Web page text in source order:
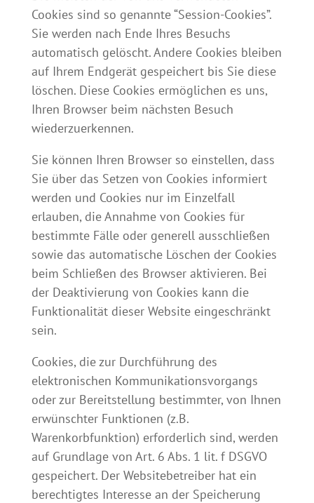
Cookies sind so genannte “Session-Cookies”.
Sie werden nach Ende Ihres Besuchs
automatisch gelöscht. Andere Cookies bleiben
auf Ihrem Endgerät gespeichert bis Sie diese
löschen. Diese Cookies ermöglichen es uns,
Ihren Browser beim nächsten Besuch
wiederzuerkennen.
Sie können Ihren Browser so einstellen, dass
Sie über das Setzen von Cookies informiert
werden und Cookies nur im Einzelfall
erlauben, die Annahme von Cookies für
bestimmte Fälle oder generell ausschließen
sowie das automatische Löschen der Cookies
beim Schließen des Browser aktivieren. Bei
der Deaktivierung von Cookies kann die
Funktionalität dieser Website eingeschränkt
sein.
Cookies, die zur Durchführung des
elektronischen Kommunikationsvorgangs
oder zur Bereitstellung bestimmter, von Ihnen
erwünschter Funktionen (z.B.
Warenkorbfunktion) erforderlich sind, werden
auf Grundlage von Art. 6 Abs. 1 lit. f DSGVO
gespeichert. Der Websitebetreiber hat ein
berechtigtes Interesse an der Speicherung